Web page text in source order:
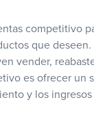
competitivo
que
vender,
es ofrecer un
y los